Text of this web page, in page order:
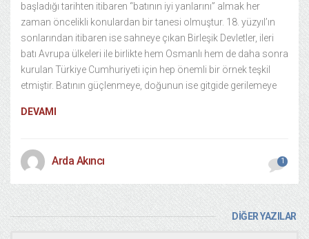
başladığı tarihten itibaren “batının iyi yanlarını” almak her
zaman öncelikli konulardan bir tanesi olmuştur. 18. yüzyıl’ın
sonlarından itibaren ise sahneye çıkan Birleşik Devletler, ileri
batı Avrupa ülkeleri ile birlikte hem Osmanlı hem de daha sonra
kurulan Türkiye Cumhuriyeti için hep önemli bir örnek teşkil
etmiştir. Batının güçlenmeye, doğunun ise gitgide gerilemeye
DEVAMI
Arda Akıncı 1
DİĞER YAZILAR